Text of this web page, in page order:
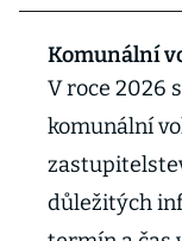
Komunální
V roce 2026
komunální
důležitých